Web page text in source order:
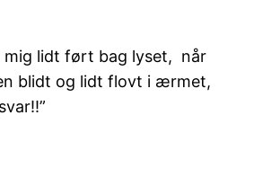
mig lidt ført bag lyset, når
blidt og lidt flovt i ærmet,